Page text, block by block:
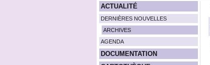
ACTUALITÉ
DERNIÈRES NOUVELLES
ARCHIVES
AGENDA
DOCUMENTATION